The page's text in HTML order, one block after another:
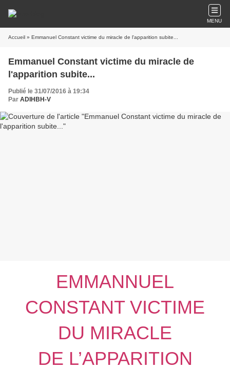
MENU
Accueil » Emmanuel Constant victime du miracle de l'apparition subite...
Emmanuel Constant victime du miracle de
l'apparition subite...
Publié le 31/07/2016 à 19:34
Par ADIHBH-V
EMMANNUEL
CONSTANT VICTIME
DU MIRACLE
DE L’APPARITION